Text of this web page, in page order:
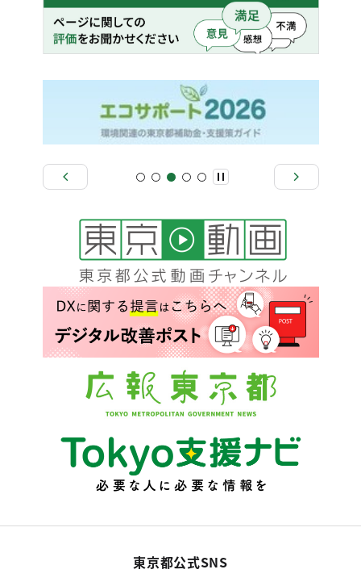
東京都公式SNS